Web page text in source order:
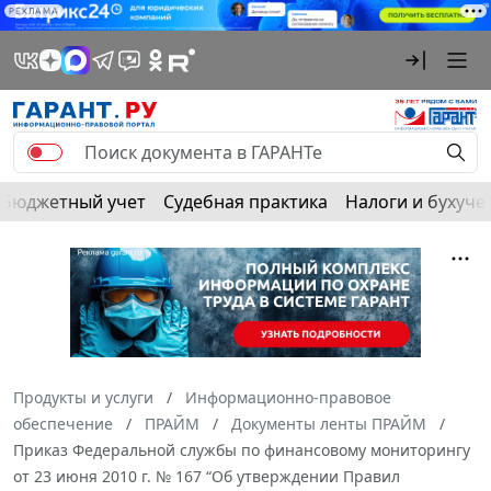
РЕКЛАМА
Бюджетный учет Судебная практика Налоги и
Продукты и услуги
Информационно-правовое
обеспечение
ПРАЙМ
Документы ленты ПРАЙМ
Приказ Федеральной службы по финансовому мониторингу
от 23 июня 2010 г. № 167 “Об утверждении Правил